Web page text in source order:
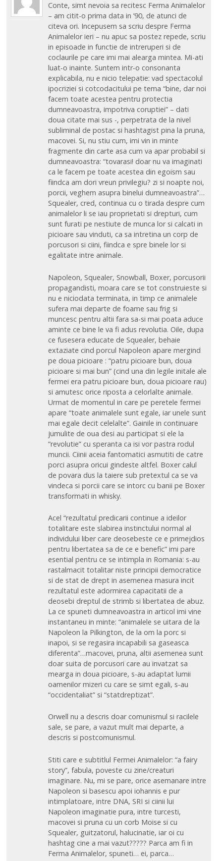
Conte, simt nevoia sa recitesc Ferma Animalelor
– am citit-o prima data in ’90, de atunci de
citeva ori. Incepusem sa scriu despre Ferma
Animalelor ieri – nu apuc sa postez repede, scriu
in episoade in functie de intreruperi si de
coclaurile pe care imi mai alearga mintea. Mi-ati
luat-o inainte. Suntem intr-o consonanta
explicabila, nu e nicio telepatie: vad spectacolul
ipocriziei si cotcodacitului pe tema “bine, dar noi
facem toate acestea pentru protectia
dumneavoastra, impotriva coruptiei” – dati
doua citate mai sus -, perpetrata de la nivel
subliminal de postac si hashtagist pina la pruna,
macovei. Si, nu stiu cum, imi vin in minte
fragmente din carte asa cum va apar probabil si
dumneavoastra: “tovarasi! doar nu va imaginati
ca le facem pe toate acestea din egoism sau
fiindca am dori vreun privilegiu? zi si noapte noi,
porcii, veghem asupra binelui dumneavoastra”…
Squealer, cred, continua cu o tirada despre cum
animalelor li se iau proprietati si drepturi, cum
sunt furati pe nestiute de munca lor si calcati in
picioare sau vinduti, ca sa intretina un corp de
porcusori si ciini, fiindca e spre binele lor si
egalitate intre animale.
Napoleon, Squealer, Snowball, Boxer, porcusorii
propagandisti, moara care se tot construieste si
nu e niciodata terminata, in timp ce animalele
sufera mai departe de foame sau frig si
muncesc pentru altii fara sa-si mai poata aduce
aminte ce bine le va fi adus revolutia. Oile, dupa
ce fusesera educate de Squealer, behaie
extaziate cind porcul Napoleon apare mergind
pe doua picioare : “patru picioare bun, doua
picioare si mai bun” (cind una din legile initale ale
fermei era patru picioare bun, doua picioare rau)
si amutesc orice riposta a celorlalte animale.
Urmat de momentul in care pe peretele fermei
apare “toate animalele sunt egale, iar unele sunt
mai egale decit celelalte”. Gainile in continuare
jumulite de oua desi au participat si ele la
“revolutie” cu speranta ca isi vor pastra rodul
muncii. Ciinii aceia fantomatici asmutiti de catre
porci asupra oricui gindeste altfel. Boxer calul
de povara dus la taiere sub pretextul ca se va
vindeca si porcii care se intorc cu banii pe Boxer
transformati in whisky.
Acel “rezultatul predicarii continue a ideilor
totalitare este slabirea instinctului normal al
individului liber care deosebeste ce e primejdios
pentru libertatea sa de ce e benefic” imi pare
esential pentru ce se intimpla in Romania: s-au
rastalmacit totalitar niste principii democratice
si de stat de drept in asemenea masura incit
rezultatul este adormirea capacitatii de a
deosebi dreptul de strimb si libertatea de abuz.
La ce spuneti dumneavoastra in articol imi vine
instantaneu in minte: “animalele se uitara de la
Napoleon la Pilkington, de la om la porc si
inapoi, si se regasira incapabili sa gaseasca
diferenta”…macovei, pruna, altii asemenea sunt
doar suita de porcusori care au invatzat sa
mearga in doua picioare, s-au adaptat lumii
oamenilor mizeri cu care se simt egali, s-au
“occidentaliat” si “statdreptizat”.
Orwell nu a descris doar comunismul si racilele
sale, se pare, a vazut mult mai departe, a
descris si postcomunismul.
Stiti care e subtitlul Fermei Animalelor: “a fairy
story”, fabula, poveste cu zine/creaturi
imaginare. Nu, mi se pare, orice asemanare intre
Napoleon si basescu apoi iohannis e pur
intimplatoare, intre DNA, SRI si ciinii lui
Napoleon imaginatie pura, intre turcesti,
macovei si pruna cu un corb Moise si cu
Squealer, guitzatorul, halucinatie, iar oi cu
hashtag cine a mai vazut????? Parca am fi in
Ferma Animalelor, spuneti… ei, parca…